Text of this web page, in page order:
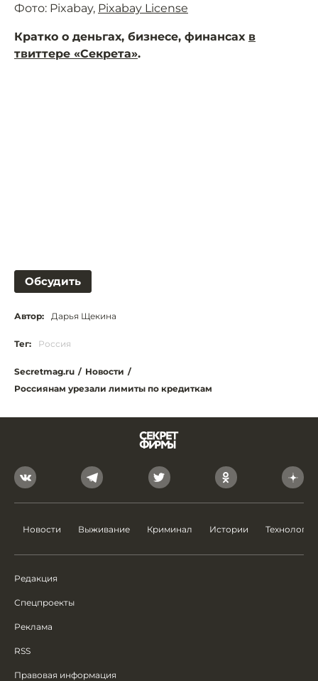
Фото: Pixabay, Pixabay License
Кратко о деньгах, бизнесе, финансах в
твиттере «Секрета».
Обсудить
Автор: Дарья Щекина
Тег: Россия
Secretmag.ru / Новости /
Россиянам урезали лимиты по кредиткам
Новости Выживание Криминал Истории Технологии
Редакция
Спецпроекты
Реклама
RSS
Правовая информация